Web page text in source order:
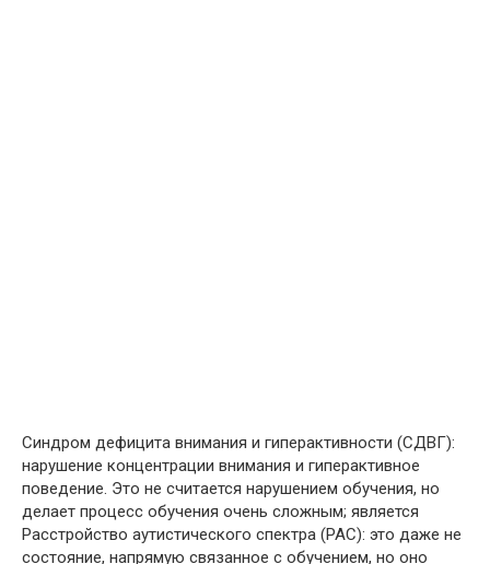
Синдром дефицита внимания и гиперактивности (СДВГ):
нарушение концентрации внимания и гиперактивное
поведение. Это не считается нарушением обучения, но
делает процесс обучения очень сложным; является
Расстройство аутистического спектра (РАС): это даже не
состояние, напрямую связанное с обучением, но оно